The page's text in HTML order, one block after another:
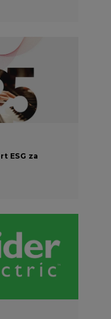
ESG za